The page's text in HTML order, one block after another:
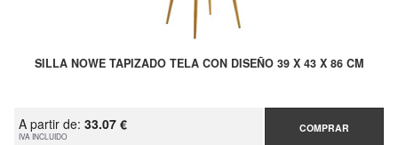
SILLA NOWE TAPIZADO TELA CON DISEÑO 39 X 43 X 86 CM
A partir de: 33.07 €
IVA INCLUIDO
COMPRAR